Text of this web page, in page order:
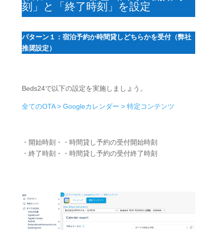
刻」と「終了時刻」を設定
パターン１：宿泊予約か時間貸しどちらかを受付（弊社
推奨設定）
Beds24で以下の設定を実施しましょう。
全てのOTA > Googleカレンダー > 特定コンテンツ
・開始時刻・・時間貸し予約の受付開始時刻
・終了時刻・・時間貸し予約の受付終了時刻